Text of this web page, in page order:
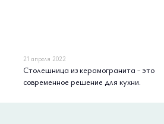
21 апреля 2022
Столешница из керамогранита - это
современное решение для кухни.